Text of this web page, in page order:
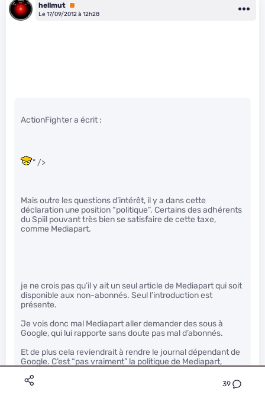
39
hellmut Premium
Le 17/09/2012 à 12h28
ActionFighter a écrit :
" />
Mais outre les questions d’intérêt, il y a dans cette
déclaration une position “politique”. Certains des adhérents
du Spiil pouvant très bien se satisfaire de cette taxe,
comme Mediapart.
je ne crois pas qu’il y ait un seul article de Mediapart qui soit
disponible aux non-abonnés. Seul l’introduction est
présente.
Je vois donc mal Mediapart aller demander des sous à
Google, qui lui rapporte sans doute pas mal d’abonnés.
Et de plus cela reviendrait à rendre le journal dépendant de
Google. C’est “pas vraiment” la politique de Mediapart,
justement.